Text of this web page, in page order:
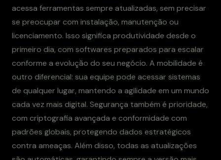
acessa ferramentas sempre atualizadas, sem precisar
se preocupar com instalação, manutenção ou
licenciamento. Isso significa produtividade desde o
primeiro dia, com softwares preparados para escalar
conforme a evolução do seu negócio. A mobilidade é
outro diferencial: sua equipe pode acessar sistemas
de qualquer lugar, mantendo a agilidade em um mundo
cada vez mais digital. Segurança também é prioridade,
com criptografia avançada e conformidade com
padrões globais, protegendo dados estratégicos
contra ameaças. Além disso, todas as atualizações